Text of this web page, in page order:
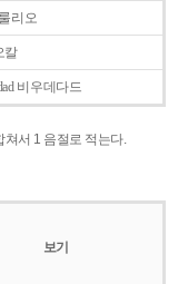
리오
칼
비우데다드
쳐서 1 음절로 적는다.
보기